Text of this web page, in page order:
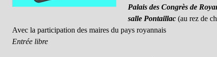
Palais des Congrès de
salle Pontaillac (au rez de
Avec la participation des maires du pays royannais
Entrée libre